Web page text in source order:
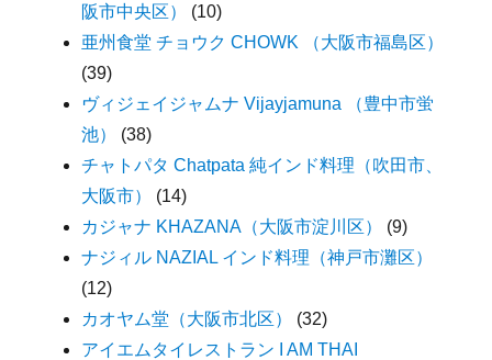
阪市中央区）
(10)
亜州食堂 チョウク CHOWK （大阪市福島区）
(39)
ヴィジェイジャムナ Vijayjamuna （豊中市蛍
池）
(38)
チャトパタ Chatpata 純インド料理（吹田市、
大阪市）
(14)
カジャナ KHAZANA（大阪市淀川区）
(9)
ナジィル NAZIAL インド料理（神戸市灘区）
(12)
カオヤム堂（大阪市北区）
(32)
アイエムタイレストラン I AM THAI